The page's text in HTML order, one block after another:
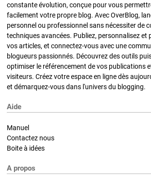
constante évolution, conçue pour vous
facilement votre propre blog. Avec OverBlog,
personnel ou professionnel sans nécessiter de
techniques avancées. Publiez, personnalisez et
vos articles, et connectez-vous avec une
blogueurs passionnés. Découvrez des outils
optimiser le référencement de vos publications
visiteurs. Créez votre espace en ligne dès
et démarquez-vous dans l'univers du blogging.
Aide
Manuel
Contactez nous
Boite à idées
A propos